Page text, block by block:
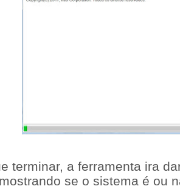
terminar, a ferramenta ira
se o sistema é ou